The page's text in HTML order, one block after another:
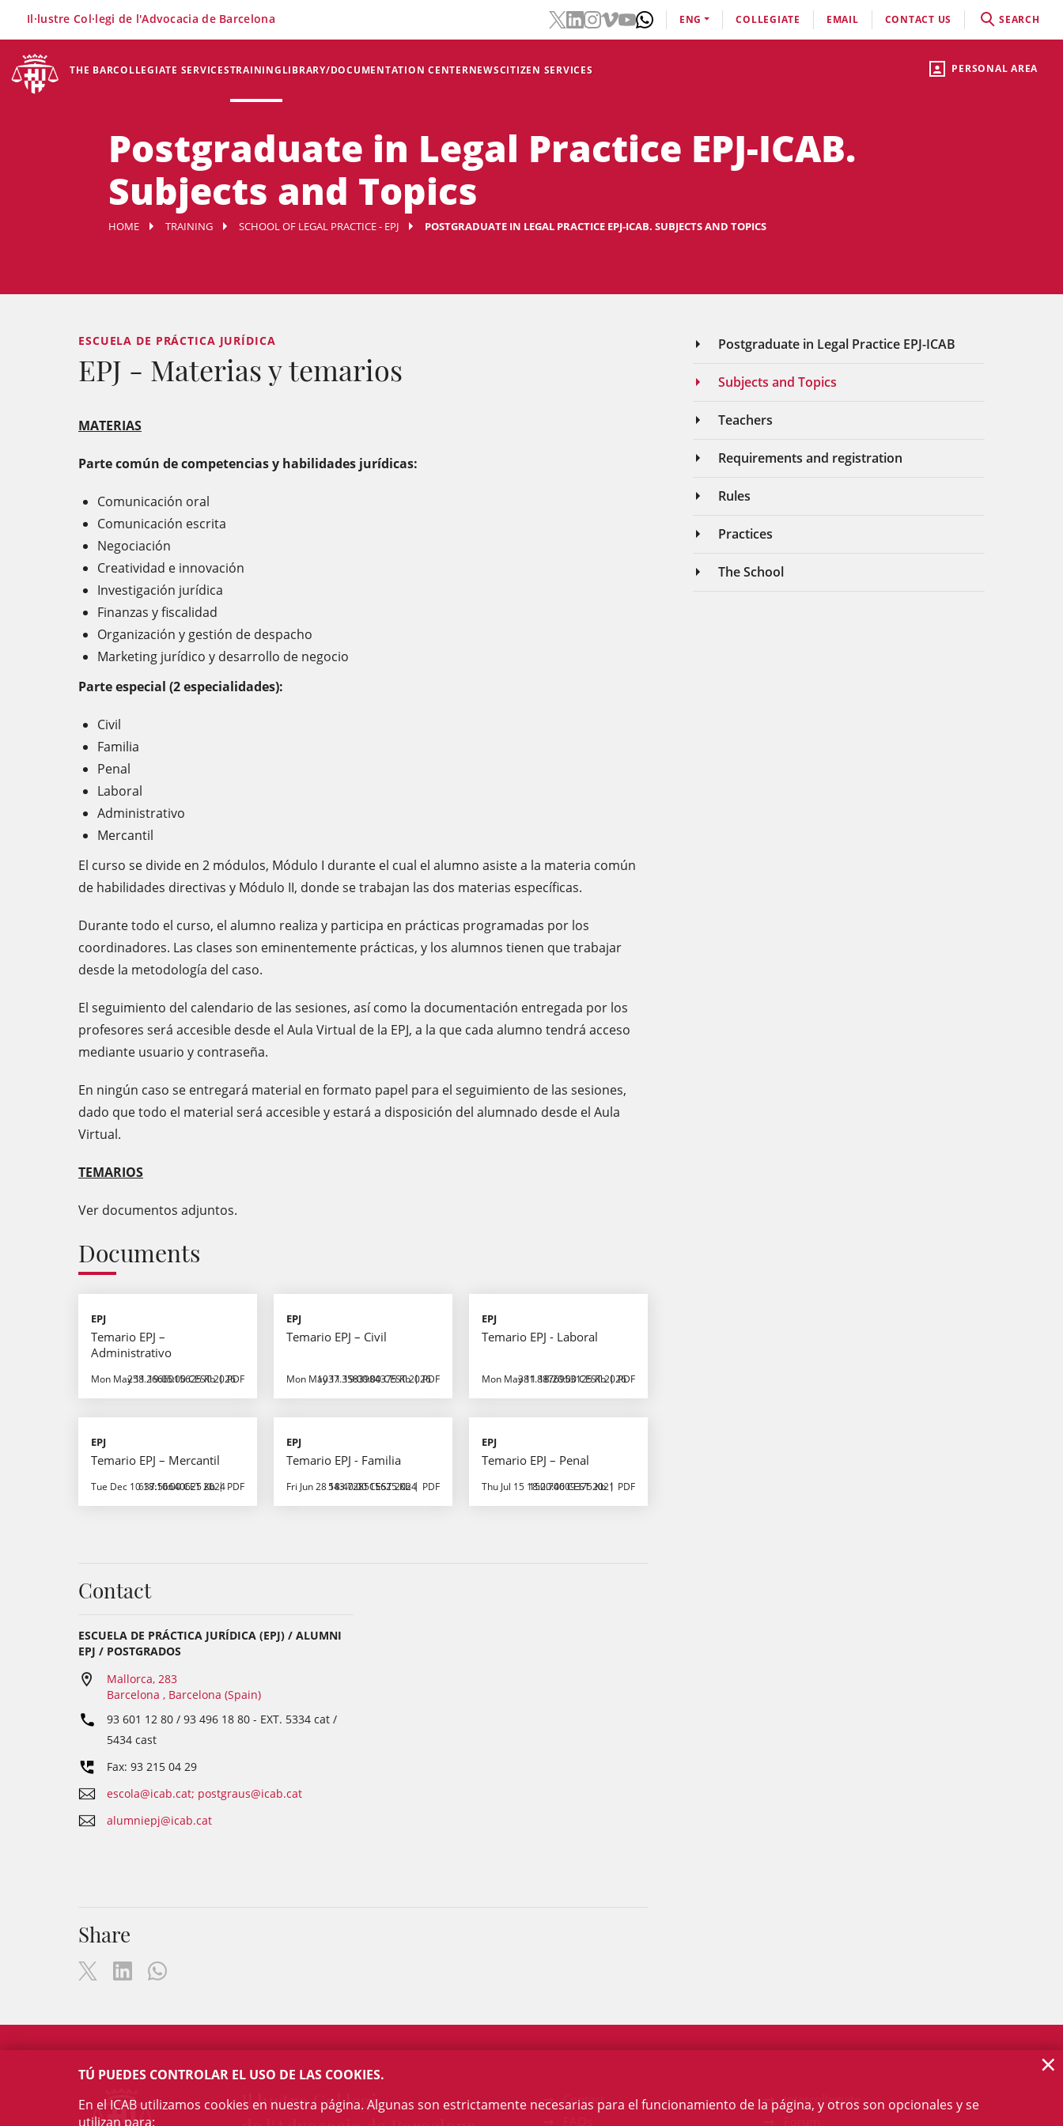
PERSONAL AREA
THE BARCOLLEGIATE SERVICESTRAININGLIBRARY/DOCUMENTATION CENTERNEWSCITIZEN SERVICES
Il·lustre Col·legi de l'Advocacia de Barcelona ENG COLLEGIATE EMAIL CONTACT US SEARCH
Postgraduate in Legal Practice EPJ-ICAB.
Subjects and Topics
HOME TRAINING SCHOOL OF LEGAL PRACTICE - EPJ POSTGRADUATE IN LEGAL PRACTICE EPJ-ICAB. SUBJECTS AND TOPICS
Postgraduate in Legal Practice EPJ-ICAB
Subjects and Topics
Teachers
Requirements and registration
Rules
Practices
The School
ESCUELA DE PRÁCTICA JURÍDICA
EPJ - Materias y temarios
MATERIAS
Parte común de competencias y habilidades jurídicas:
Comunicación oral
Comunicación escrita
Negociación
Creatividad e innovación
Investigación jurídica
Finanzas y fiscalidad
Organización y gestión de despacho
Marketing jurídico y desarrollo de negocio
Parte especial (2 especialidades):
Civil
Familia
Penal
Laboral
Administrativo
Mercantil
El curso se divide en 2 módulos, Módulo I durante el cual el alumno asiste a la materia común
de habilidades directivas y Módulo II, donde se trabajan las dos materias específicas.
Durante todo el curso, el alumno realiza y participa en prácticas programadas por los
coordinadores. Las clases son eminentemente prácticas, y los alumnos tienen que trabajar
desde la metodología del caso.
El seguimiento del calendario de las sesiones, así como la documentación entregada por los
profesores será accesible desde el Aula Virtual de la EPJ, a la que cada alumno tendrá acceso
mediante usuario y contraseña.
En ningún caso se entregará material en formato papel para el seguimiento de las sesiones,
dado que todo el material será accesible y estará a disposición del alumnado desde el Aula
Virtual.
TEMARIOS
Ver documentos adjuntos.
Documents
EPJ
Temario EPJ –
Administrativo
Mon May 11 19:05:00 CEST 2026
258.2666015625 Kb PDF
EPJ
Temario EPJ – Civil
Mon May 11 19:00:00 CEST 2026
1037.3583984375 Kb PDF
EPJ
Temario EPJ - Laboral
Mon May 11 18:20:00 CEST 2026
381.8876953125 Kb PDF
EPJ
Temario EPJ – Mercantil
Tue Dec 10 18:10:00 CET 2024
637.56640625 Kb PDF
EPJ
Temario EPJ - Familia
Fri Jun 28 18:40:00 CEST 2024
543.728515625 Kb PDF
EPJ
Temario EPJ – Penal
Thu Jul 15 18:00:00 CEST 2021
152.74609375 Kb PDF
Contact
ESCUELA DE PRÁCTICA JURÍDICA (EPJ) / ALUMNI
EPJ / POSTGRADOS
Mallorca, 283
Barcelona , Barcelona (Spain)
93 601 12 80 / 93 496 18 80 - EXT. 5334 cat /
5434 cast
Fax: 93 215 04 29
escola@icab.cat; postgraus@icab.cat
alumniepj@icab.cat
Share
Il·lustre Col·legi
Contact
Intercollegiate
TÚ PUEDES CONTROLAR EL USO DE LAS COOKIES.
En el ICAB utilizamos cookies en nuestra página. Algunas son estrictamente necesarias para el funcionamiento de la página, y otros son opcionales y se
utilizan para:
×